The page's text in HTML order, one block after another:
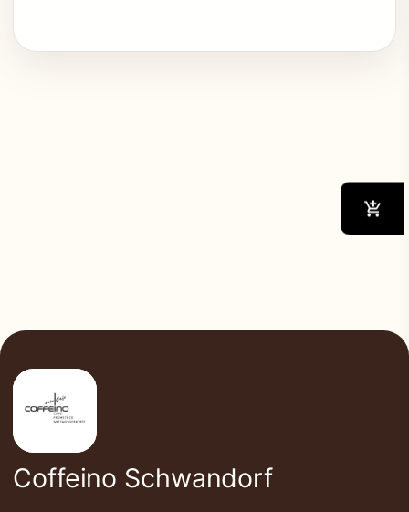
Coffeino Schwandorf